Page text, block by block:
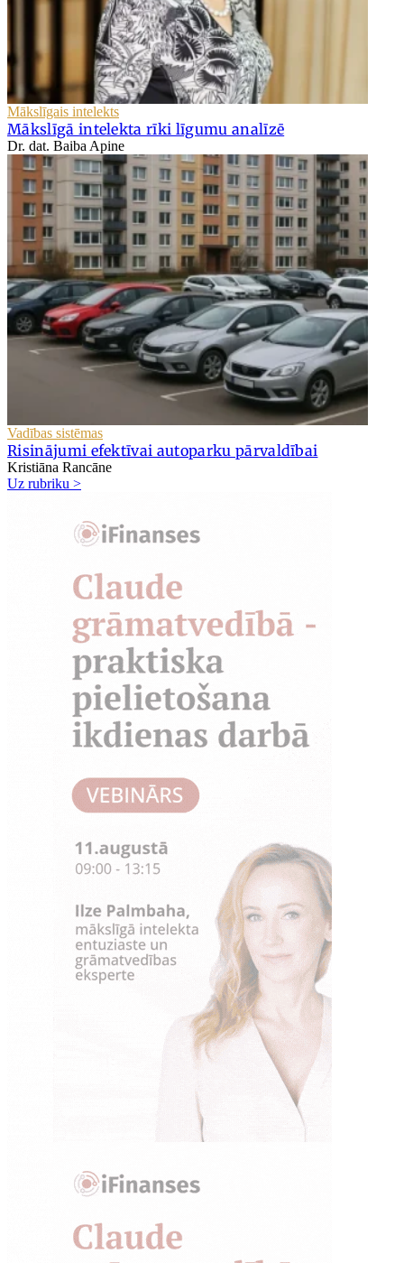
Mākslīgais intelekts
Mākslīgā intelekta rīki līgumu analīzē
Dr. dat. Baiba Apine
Vadības sistēmas
Risinājumi efektīvai autoparku pārvaldībai
Kristiāna Rancāne
Uz rubriku >